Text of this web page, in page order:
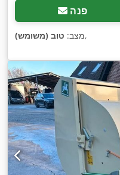
פנה
מצב: טוב (משומש) ,